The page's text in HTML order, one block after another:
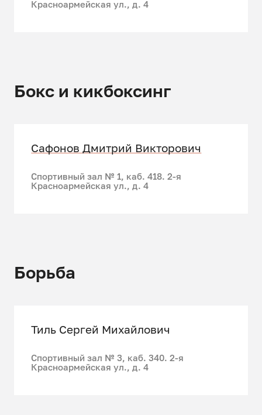
Красноармейская ул., д. 4
Бокс и кикбоксинг
Сафонов Дмитрий Викторович
Спортивный зал № 1, каб. 418. 2-я
Красноармейская ул., д. 4
Борьба
Тиль Сергей Михайлович
Спортивный зал № 3, каб. 340. 2-я
Красноармейская ул., д. 4